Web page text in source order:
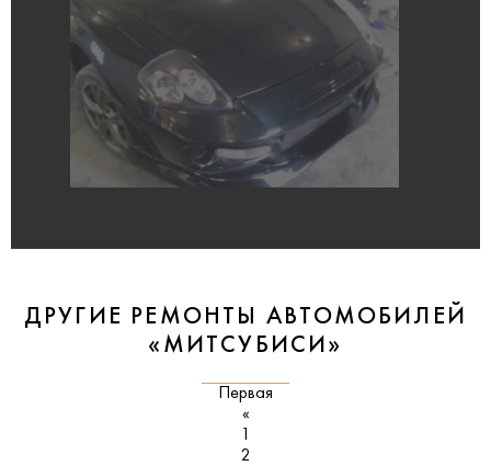
ДРУГИЕ РЕМОНТЫ АВТОМОБИЛЕЙ
«МИТСУБИСИ»
Первая
«
2